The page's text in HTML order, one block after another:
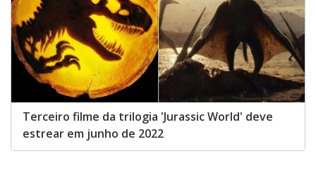
Terceiro filme da trilogia 'Jurassic World' deve
estrear em junho de 2022